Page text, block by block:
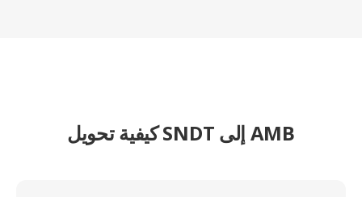
كيفية تحويل SNDT إلى AMB